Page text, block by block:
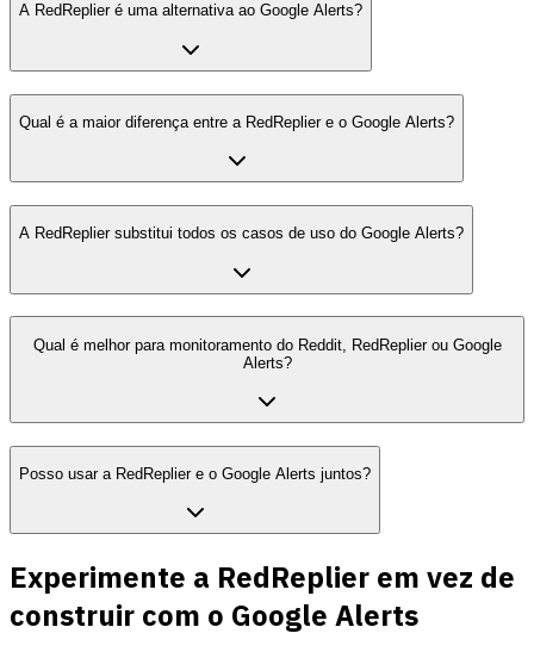
A RedReplier é uma alternativa ao Google Alerts?
Qual é a maior diferença entre a RedReplier e o Google Alerts?
A RedReplier substitui todos os casos de uso do Google Alerts?
Qual é melhor para monitoramento do Reddit, RedReplier ou Google
Alerts?
Posso usar a RedReplier e o Google Alerts juntos?
Experimente a RedReplier em vez de
construir com o Google Alerts